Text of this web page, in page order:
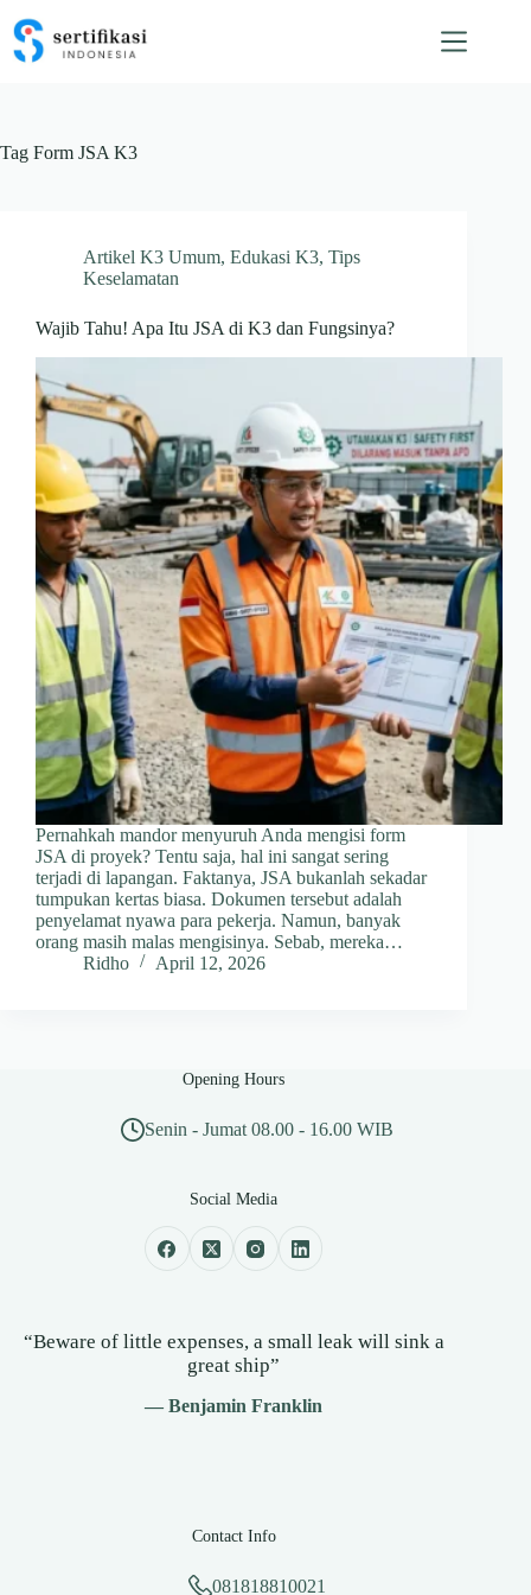
content
Tag Form JSA K3
Artikel K3 Umum, Edukasi K3, Tips
Keselamatan
Wajib Tahu! Apa Itu JSA di K3 dan Fungsinya?
Pernahkah mandor menyuruh Anda mengisi form
JSA di proyek? Tentu saja, hal ini sangat sering
terjadi di lapangan. Faktanya, JSA bukanlah sekadar
tumpukan kertas biasa. Dokumen tersebut adalah
penyelamat nyawa para pekerja. Namun, banyak
orang masih malas mengisinya. Sebab, mereka…
Ridho
April 12, 2026
Opening Hours
Senin - Jumat 08.00 - 16.00 WIB
Social Media
“Beware of little expenses, a small leak will sink a
great ship”
— Benjamin Franklin
Contact Info
081818810021